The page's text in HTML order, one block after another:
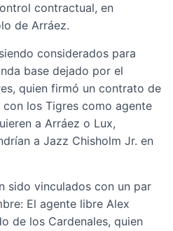
contractual, en
de Arráez.
considerados para
base dejado por el
quien firmó un contrato de
con los Tigres como agente
a Arráez o Lux,
a Jazz Chisholm Jr. en
sido vinculados con un par
El agente libre Alex
de los Cardenales, quien